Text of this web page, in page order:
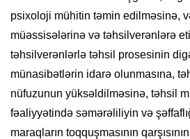
psixoloji mühitin təmin edilməsinə,
müəssisələrinə və təhsilverənlərə
təhsilverənlərlə təhsil prosesinin
münasibətlərin idarə olunmasına,
nüfuzunun yüksəldilməsinə, təhsil
fəaliyyətində səmərəliliyin və
maraqların toqquşmasının